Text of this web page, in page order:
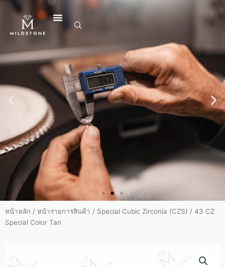
สไลด์ที่ 2 หัวข้อ
Lorem ipsum dolor นั่ง amet
consectetur adipiscing elit
คลิกที่นี่
หน้าหลัก / หน้ารายการสินค้า / Special Cubic Zirconia (CZS) / 43 CZ
Special Color Tan